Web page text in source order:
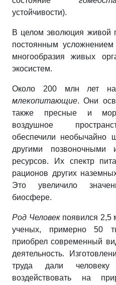
устойчивости).
В целом эволюция живой
постоянным
многообразия живых
экосистем.
Около 200 млн лет
млекопитающие. Они
также пресные и
воздушное
обеспечили необычайно
другими позвоночными
ресурсов. Их спектр
рационов других
Это увеличило
биосфере.
Род Человекпоявился 2,5
ученых, примерно 50
приобрел современный
деятельность.
труда дали человеку
воздействовать на